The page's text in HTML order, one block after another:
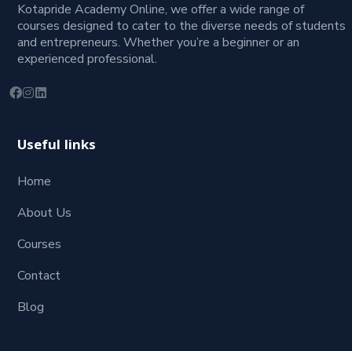
Kotapride Academy Online, we offer a wide range of
courses designed to cater to the diverse needs of students
and entrepreneurs. Whether you’re a beginner or an
experienced professional.
Useful links
Home
About Us
Courses
Contact
Blog